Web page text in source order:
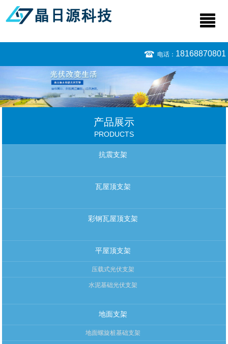
电话： 18168870801
产品展示
PRODUCTS
抗震支架
瓦屋顶支架
彩钢瓦屋顶支架
平屋顶支架
压载式光伏支架
水泥基础光伏支架
地面支架
地面螺旋桩基础支架